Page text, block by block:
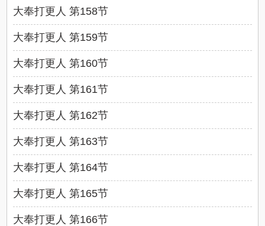
大奉打更人 第158节
大奉打更人 第159节
大奉打更人 第160节
大奉打更人 第161节
大奉打更人 第162节
大奉打更人 第163节
大奉打更人 第164节
大奉打更人 第165节
大奉打更人 第166节